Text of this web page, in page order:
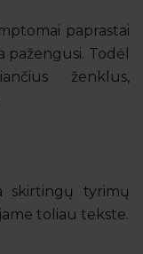
paprastai
Todėl
ženklus,
skirtingų tyrimų
toliau tekste.